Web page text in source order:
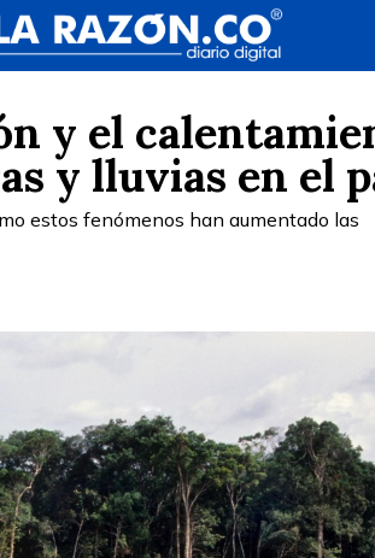
y el
y lluvias en el
estos fenómenos han aumentado las